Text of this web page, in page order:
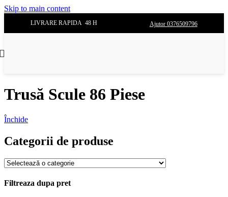
Skip to main content
LIVRARE RAPIDA 48 H Ajutor 0376509796
Trusă Scule 86 Piese
Închide
Categorii de produse
Filtreaza dupa pret